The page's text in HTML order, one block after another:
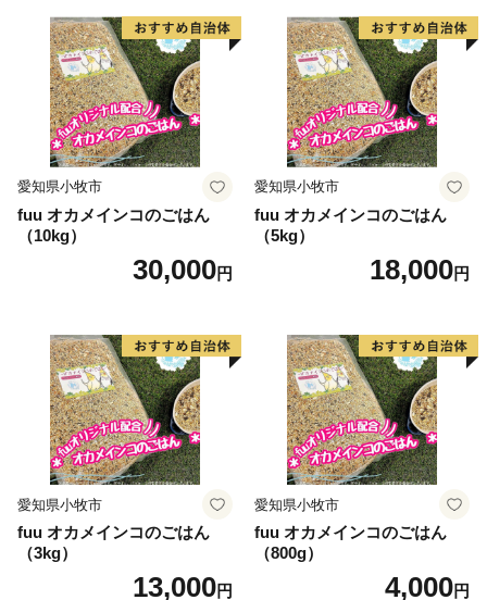
愛知県小牧市
fuu オカメインコのごはん
（10kg）
30,000円
愛知県小牧市
fuu オカメインコのごはん
（5kg）
18,000円
愛知県小牧市
fuu オカメインコのごはん
（3kg）
13,000円
愛知県小牧市
fuu オカメインコのごはん
（800g）
4,000円